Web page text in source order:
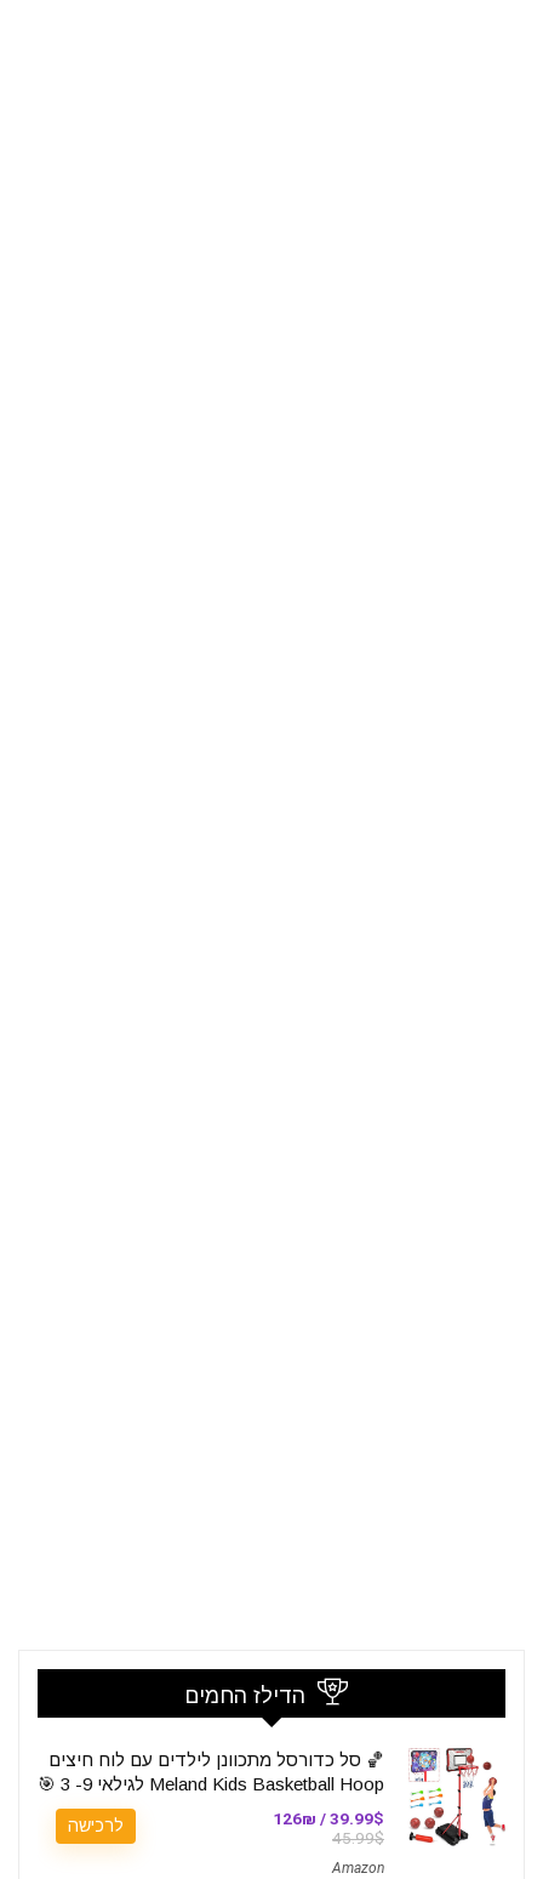
הדילז החמים
🏀 סל כדורסל מתכוונן לילדים עם לוח חיצים
Meland Kids Basketball Hoop לגילאי 9- 3 🎯
39.99$ / 126₪
45.99$
Amazon
לרכישה